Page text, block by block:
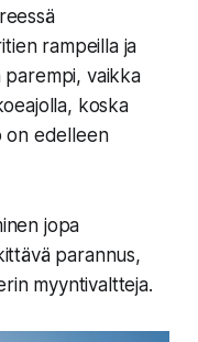
rampeilla ja
parempi, vaikka
koska
on edelleen
jopa
parannus,
myyntivaltteja.